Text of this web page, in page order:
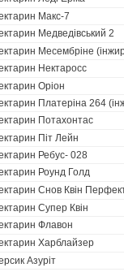
Макс-7
Медведівський 2
Месембріне
Нектаросс
Оріон
Платеріна 264
Потахонтас
Піт Лейн
Ребус- 028
Роунд Голд
Снов Квін
Супер Квін
Флавон
Харблайзер
Азуріт